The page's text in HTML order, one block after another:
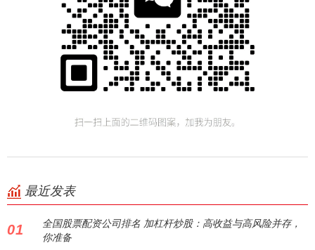
最近发表
01
全国股票配资公司排名 加杠杆炒股：高收益与高风险并存，
你准备